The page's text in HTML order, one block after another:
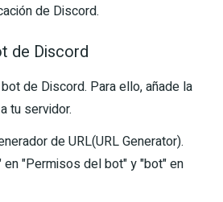
de Discord.
de Discord
de Discord. Para ello, añade la
tu servidor.
de URL(URL Generator).
en "Permisos del bot" y "bot" en